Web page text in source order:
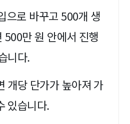
으로 바꾸고 500개 생
500만 원 안에서 진행
니다.
개당 단가가 높아져 가
있습니다.